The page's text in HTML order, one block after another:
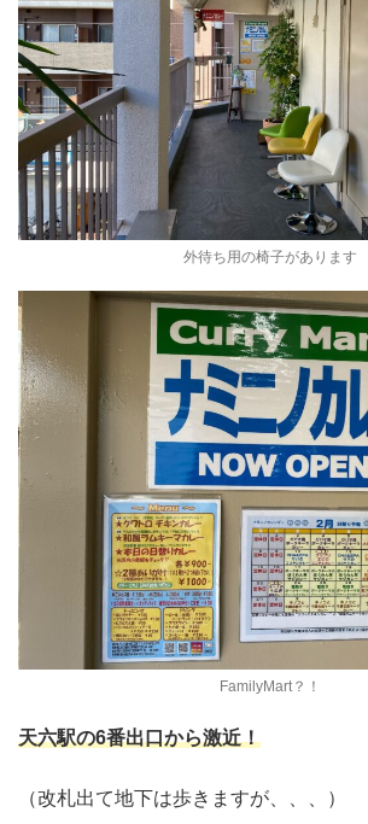
外待ち用の椅子があります
FamilyMart？！
天六駅の6番出口から激近！
（改札出て地下は歩きますが、、、）